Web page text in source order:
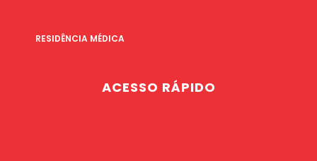
RESIDÊNCIA MÉDICA
ACESSO RÁPIDO